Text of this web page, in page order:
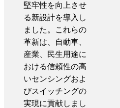
堅牢性を向上させ
る新設計を導入し
ました。これらの
革新は、自動車、
産業、民生用途に
おける信頼性の高
いセンシングおよ
びスイッチングの
実現に貢献しまし